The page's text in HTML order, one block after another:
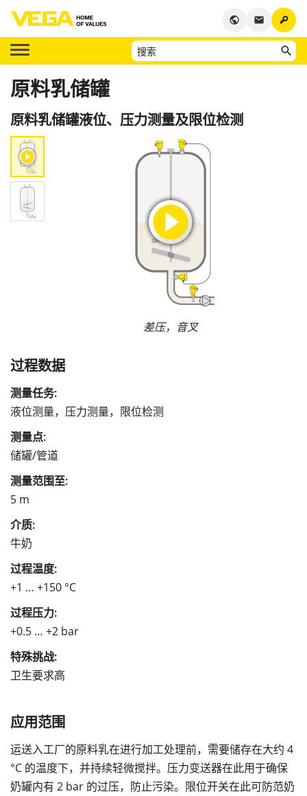
key
email
public
原料乳储罐
原料乳储罐液位、压力测量及限位检测
差压，音叉
过程数据
测量任务:
液位测量，压力测量，限位检测
测量点:
储罐/管道
测量范围至:
5 m
介质:
牛奶
过程温度:
+1 … +150 °C
过程压力:
+0.5 … +2 bar
特殊挑战:
卫生要求高
应用范围
运送入工厂的原料乳在进行加工处理前，需要储存在大约 4
°C 的温度下，并持续轻微搅拌。压力变送器在此用于确保
奶罐内有 2 bar 的过压，防止污染。限位开关在此可防范奶